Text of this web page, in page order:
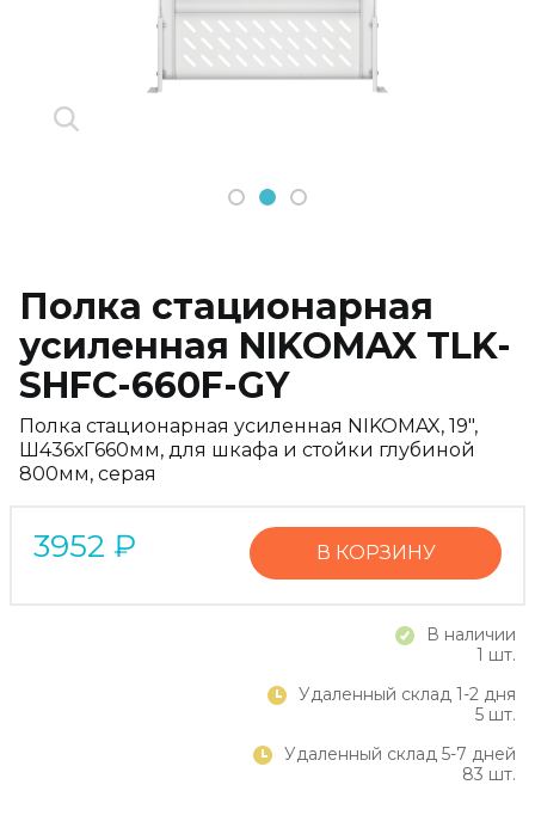
1 2 3
Полка стационарная
усиленная NIKOMAX TLK-
SHFC-660F-GY
Полка стационарная усиленная NIKOMAX, 19",
Ш436хГ660мм, для шкафа и стойки глубиной
800мм, серая
3952 ₽ В КОРЗИНУ
В наличии
1 шт.
Удаленный склад 1-2 дня
5 шт.
Удаленный склад 5-7 дней
83 шт.